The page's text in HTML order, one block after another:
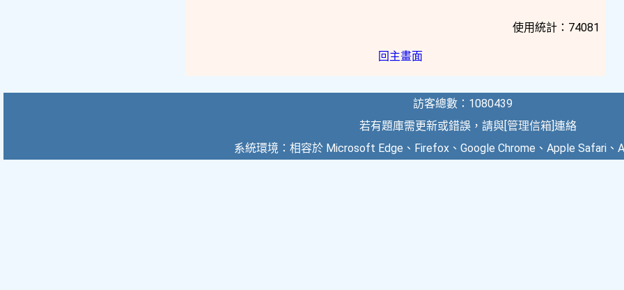
使用統計：74081
回主畫面
訪客總數：1080439
若有題庫需更新或錯誤，請與[管理信箱]連絡
系統環境：相容於 Microsoft Edge、Firefox、Google Chrome、Apple Safari、